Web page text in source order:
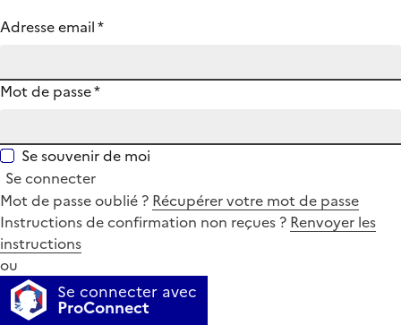
Adresse email*
Mot de passe*
Se souvenir de moi
Se connecter
Mot de passe oublié ? Récupérer votre mot de passe
Instructions de confirmation non reçues ? Renvoyer les
instructions
ou
Se connecter avec
ProConnect